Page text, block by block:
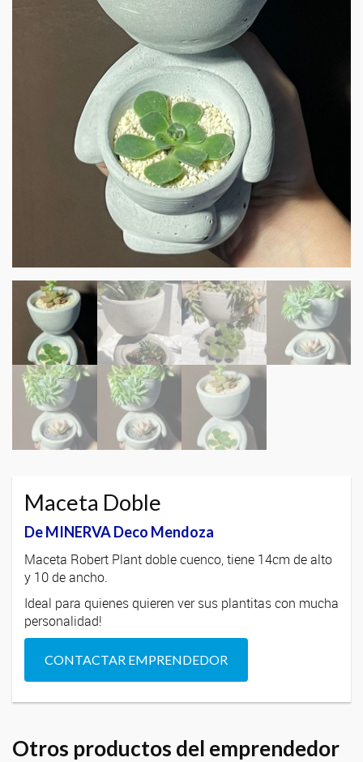
Maceta Doble
De MINERVA Deco Mendoza
Maceta Robert Plant doble cuenco, tiene 14cm de alto
y 10 de ancho.
Ideal para quienes quieren ver sus plantitas con mucha
personalidad!
CONTACTAR EMPRENDEDOR
Otros productos del emprendedor